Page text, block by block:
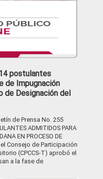
postulantes
de Impugnación
de Designación del
de Prensa No. 255
ADMITIDOS PARA
EN PROCESO DE
Consejo de Participación
(CPCCS-T) aprobó el
a la fase de